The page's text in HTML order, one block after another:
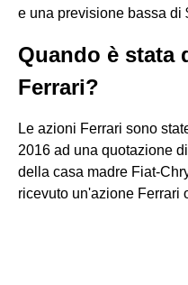
e una previsione bassa di
Quando è stata
Ferrari?
Le azioni Ferrari sono
2016 ad una quotazione
della casa madre Fiat-
ricevuto un'azione Ferrari